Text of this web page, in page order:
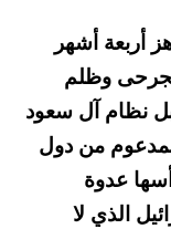
أربعة أشهر
وظلم
نظام آل سعود
من دول
عدوة
الذي لا